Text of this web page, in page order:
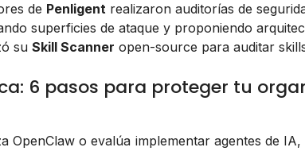
de Penligent realizaron auditorías de
superficies de ataque y proponiendo
su Skill Scanner open-source para auditar
6 pasos para proteger tu
OpenClaw o evalúa implementar agentes de